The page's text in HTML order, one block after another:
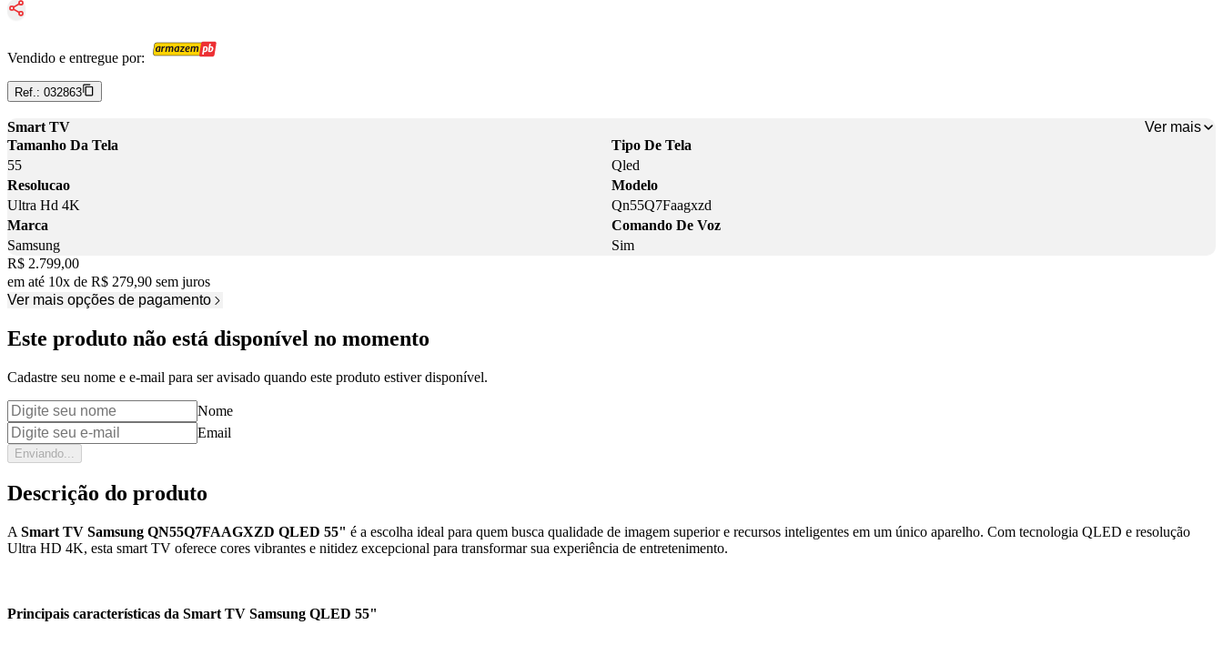
Vendido e entregue por:
Ref.: 032863
Smart TV
Ver mais
Tamanho Da Tela
55
Tipo De Tela
Qled
Resolucao
Ultra Hd 4K
Modelo
Qn55Q7Faagxzd
Marca
Samsung
Comando De Voz
Sim
Price:
R$ 2.799,00
em até 10x de R$ 279,90 sem juros
Ver mais opções de pagamento
Este produto não está disponível no momento
Cadastre seu nome e e-mail para ser avisado quando este produto estiver disponível.
Nome
Email
Enviando...
Descrição do produto
A Smart TV Samsung QN55Q7FAAGXZD QLED 55" é a escolha ideal para quem busca qualidade de imagem superior e recursos inteligentes em um único aparelho. Com tecnologia QLED e resolução
Ultra HD 4K, esta smart TV oferece cores vibrantes e nitidez excepcional para transformar sua experiência de entretenimento.
Principais características da Smart TV Samsung QLED 55"